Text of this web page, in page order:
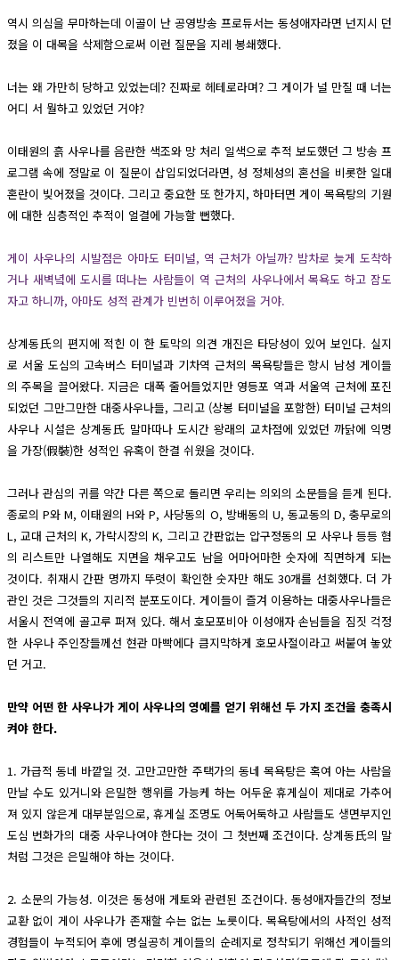
역시 의심을 무마하는데 이골이 난 공영방송 프로듀서는 동성애자라면 넌지시 던
졌을 이 대목을 삭제함으로써 이런 질문을 지레 봉쇄했다.
너는 왜 가만히 당하고 있었는데? 진짜로 헤테로라며? 그 게이가 널 만질 때 너는
어디 서 뭘하고 있었던 거야?
이태원의 흙 사우나를 음란한 색조와 망 처리 일색으로 추적 보도했던 그 방송 프
로그램 속에 정말로 이 질문이 삽입되었더라면, 성 정체성의 혼선을 비롯한 일대
혼란이 빚어졌을 것이다. 그리고 중요한 또 한가지, 하마터면 게이 목욕탕의 기원
에 대한 심층적인 추적이 얼결에 가능할 뻔했다.
게이 사우나의 시발점은 아마도 터미널, 역 근처가 아닐까? 밤차로 늦게 도착하
거나 새벽녘에 도시를 떠나는 사람들이 역 근처의 사우나에서 목욕도 하고 잠도
자고 하니까, 아마도 성적 관계가 빈번히 이루어졌을 거야.
상계동氏의 편지에 적힌 이 한 토막의 의견 개진은 타당성이 있어 보인다. 실지
로 서울 도심의 고속버스 터미널과 기차역 근처의 목욕탕들은 항시 남성 게이들
의 주목을 끌어왔다. 지금은 대폭 줄어들었지만 영등포 역과 서울역 근처에 포진
되었던 그만그만한 대중사우나들, 그리고 (상봉 터미널을 포함한) 터미널 근처의
사우나 시설은 상계동氏 말마따나 도시간 왕래의 교차점에 있었던 까닭에 익명
을 가장(假裝)한 성적인 유혹이 한결 쉬웠을 것이다.
그러나 관심의 귀를 약간 다른 쪽으로 돌리면 우리는 의외의 소문들을 듣게 된다.
종로의 P와 M, 이태원의 H와 P, 사당동의 O, 방배동의 U, 동교동의 D, 충무로의
L, 교대 근처의 K, 가락시장의 K, 그리고 간판없는 압구정동의 모 사우나 등등 혐
의 리스트만 나열해도 지면을 채우고도 남을 어마어마한 숫자에 직면하게 되는
것이다. 취재시 간판 명까지 뚜렷이 확인한 숫자만 해도 30개를 선회했다. 더 가
관인 것은 그것들의 지리적 분포도이다. 게이들이 즐겨 이용하는 대중사우나들은
서울시 전역에 골고루 퍼져 있다. 해서 호모포비아 이성애자 손님들을 짐짓 걱정
한 사우나 주인장들께선 현관 마빡에다 큼지막하게 호모사절이라고 써붙여 놓았
던 거고.
만약 어떤 한 사우나가 게이 사우나의 영예를 얻기 위해선 두 가지 조건을 충족시
켜야 한다.
1. 가급적 동네 바깥일 것. 고만고만한 주택가의 동네 목욕탕은 혹여 아는 사람을
만날 수도 있거니와 은밀한 행위를 가능케 하는 어두운 휴게실이 제대로 가추어
져 있지 않은게 대부분임으로, 휴게실 조명도 어둑어둑하고 사람들도 생면부지인
도심 번화가의 대중 사우나여야 한다는 것이 그 첫번째 조건이다. 상계동氏의 말
처럼 그것은 은밀해야 하는 것이다.
2. 소문의 가능성. 이것은 동성애 게토와 관련된 조건이다. 동성애자들간의 정보
교환 없이 게이 사우나가 존재할 수는 없는 노릇이다. 목욕탕에서의 사적인 성적
경험들이 누적되어 후에 명실공히 게이들의 순례지로 정착되기 위해선 게이들의